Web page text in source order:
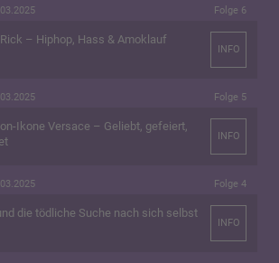
Folge 6
– Hiphop, Hass & Amoklauf
INFO
Folge 5
Ikone Versace – Geliebt, gefeiert,
INFO
Folge 4
die tödliche Suche nach sich selbst
INFO